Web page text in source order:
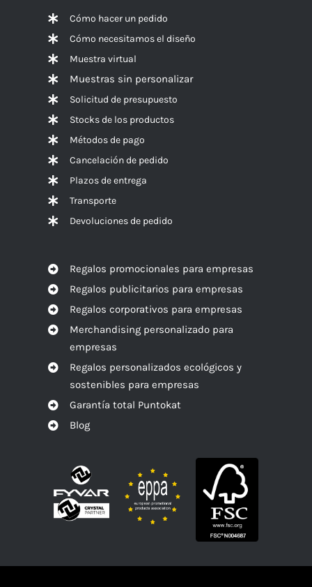
Cómo hacer un pedido
Cómo necesitamos el diseño
Muestra virtual
Muestras sin personalizar
Solicitud de presupuesto
Stocks de los productos
Métodos de pago
Cancelación de pedido
Plazos de entrega
Transporte
Devoluciones de pedido
Regalos promocionales para empresas
Regalos publicitarios para empresas
Regalos corporativos para empresas
Merchandising personalizado para
empresas
Regalos personalizados ecológicos y
sostenibles para empresas
Garantía total Puntokat
Blog